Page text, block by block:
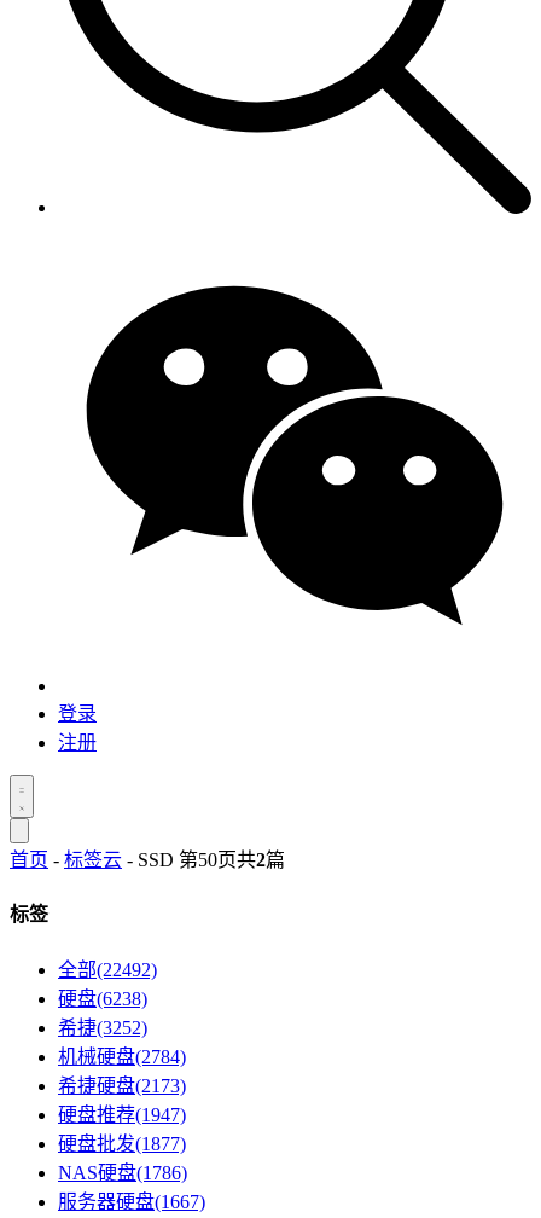
登录
注册
首页 - 标签云 - SSD 第50页共2篇
标签
全部(22492)
硬盘(6238)
希捷(3252)
机械硬盘(2784)
希捷硬盘(2173)
硬盘推荐(1947)
硬盘批发(1877)
NAS硬盘(1786)
服务器硬盘(1667)